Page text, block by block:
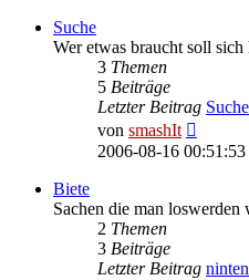
Suche
Wer etwas braucht soll sich
3 Themen
5 Beiträge
Letzter Beitrag
von smashIt
Beitrag
2006-08-16 00:51:53
Biete
Sachen die man
2 Themen
3 Beiträge
Letzter Beitrag